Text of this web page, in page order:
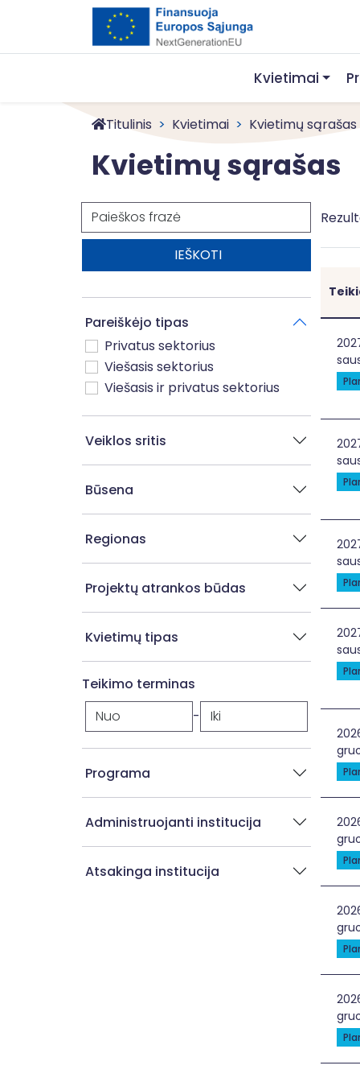
Kvietimai
Titulinis Kvietimai Kvietimų sąrašas
Kvietimų sąrašas
Paieška
Pareiškėjo tipas
Privatus sektorius
Viešasis sektorius
Viešasis ir privatus sektorius
Veiklos sritis
Būsena
Regionas
Projektų atrankos būdas
Kvietimų tipas
Teikimo terminas
-
Programa
Administruojanti institucija
Atsakinga institucija